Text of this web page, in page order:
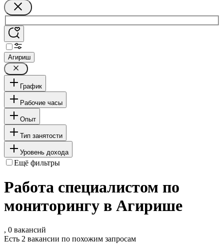
Агириш
График
Рабочие часы
Опыт
Тип занятости
Уровень дохода
Ещё фильтры
Работа специалистом по
мониторингу в Агирише
, 0 вакансий
Есть 2 вакансии по похожим запросам